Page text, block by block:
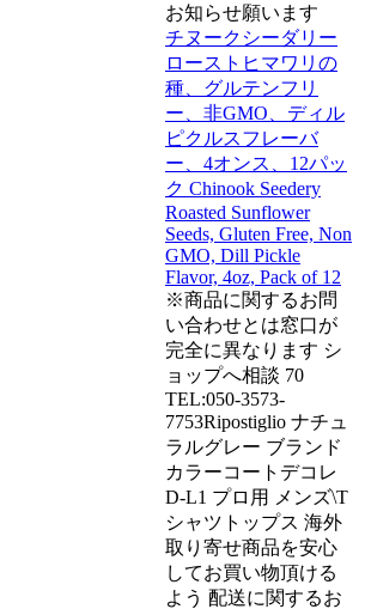
お知らせ願います
チヌークシーダリー
ローストヒマワリの
種、グルテンフリ
ー、非GMO、ディル
ピクルスフレーバ
ー、4オンス、12パッ
ク Chinook Seedery
Roasted Sunflower
Seeds, Gluten Free, Non
GMO, Dill Pickle
Flavor, 4oz, Pack of 12
※商品に関するお問
い合わせとは窓口が
完全に異なります シ
ョップへ相談 70
TEL:050-3573-
7753Ripostiglio ナチュ
ラルグレー ブランド
カラーコートデコレ
D-L1 プロ用 メンズ\T
シャツトップス 海外
取り寄せ商品を安心
してお買い物頂ける
よう 配送に関するお